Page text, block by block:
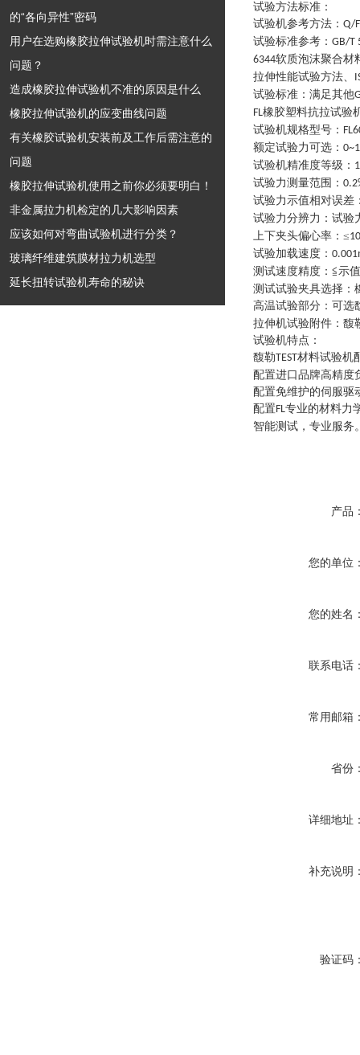
的“各向异性”密码
用户在选购橡胶拉伸试验机时需注意什么
问题？
造成橡胶拉伸试验机不准的原因是什么
橡胶拉伸试验机的应变曲线问题
有关橡胶试验机安装前及工作后需注意的
问题
橡胶拉伸试验机使用之前你必须要明白！
非金属拉力机检定的几大影响因素
应该如何对弯曲试验机进行分类？
玻璃纤维建筑膜材拉力机选型
延长扭转试验机寿命的秘诀
试验方法标准：
试验机参考方法 ： Q/
试验标准参考 ： GB/T
6344软质泡沫聚合材
拉伸性能试验方法、
试验标准 ： 满足其他
FL橡胶塑料抗拉试验
试验机规格型号 ：
额定试验力可选 ：
试验机精准度等级 ： 1
试验力测量范围 ：
试验力示值相对误差
试验力分辨力 ： 试验
上下夹头偏心率 ： ≤10
试验加载速度 ：
测试速度精度 ： ≦示
测试试验夹具选择 ：
高温试验部分 ： 可选
拉伸机试验附件 ： 馥
试验机特点 ：
馥勒TEST材料试验机
配置进口品牌高精度
配置免维护的伺服驱
配置FL专业的材料力
智能测试，专业服务
产品
您的单位
您的姓名
联系电话
常用邮箱
省份
详细地址
补充说明
验证码